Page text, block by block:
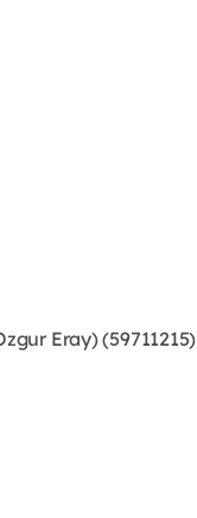
Eray) (59711215)